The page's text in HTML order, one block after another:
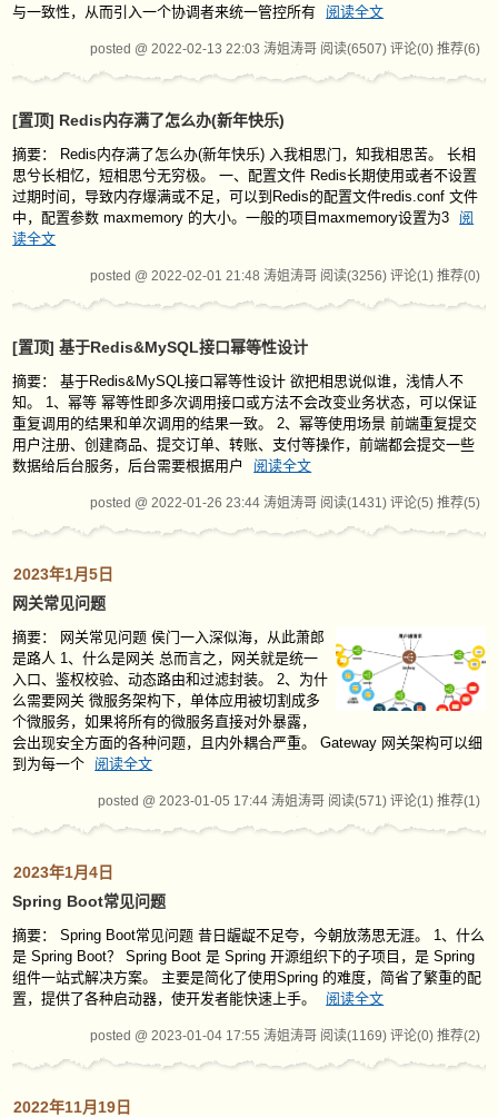
与一致性，从而引入一个协调者来统一管控所有
阅读全文
posted @ 2022-02-13 22:03 涛姐涛哥 阅读(6507) 评论(0) 推荐(6)
[置顶] Redis内存满了怎么办(新年快乐)
摘要： Redis内存满了怎么办(新年快乐) 入我相思门，知我相思苦。 长相
思兮长相忆，短相思兮无穷极。 一、配置文件 Redis长期使用或者不设置
过期时间，导致内存爆满或不足，可以到Redis的配置文件redis.conf 文件
中，配置参数 maxmemory 的大小。一般的项目maxmemory设置为3
阅
读全文
posted @ 2022-02-01 21:48 涛姐涛哥 阅读(3256) 评论(1) 推荐(0)
[置顶] 基于Redis&MySQL接口幂等性设计
摘要： 基于Redis&MySQL接口幂等性设计 欲把相思说似谁，浅情人不
知。 1、幂等 幂等性即多次调用接口或方法不会改变业务状态，可以保证
重复调用的结果和单次调用的结果一致。 2、幂等使用场景 前端重复提交
用户注册、创建商品、提交订单、转账、支付等操作，前端都会提交一些
数据给后台服务，后台需要根据用户
阅读全文
posted @ 2022-01-26 23:44 涛姐涛哥 阅读(1431) 评论(5) 推荐(5)
2023年1月5日
网关常见问题
摘要：
网关常见问题 侯门一入深似海，从此萧郎
是路人 1、什么是网关 总而言之，网关就是统一
入口、鉴权校验、动态路由和过滤封装。 2、为什
么需要网关 微服务架构下，单体应用被切割成多
个微服务，如果将所有的微服务直接对外暴露，
会出现安全方面的各种问题，且内外耦合严重。 Gateway 网关架构可以细
到为每一个
阅读全文
posted @ 2023-01-05 17:44 涛姐涛哥 阅读(571) 评论(1) 推荐(1)
2023年1月4日
Spring Boot常见问题
摘要： Spring Boot常见问题 昔日龌龊不足夸，今朝放荡思无涯。 1、什么
是 Spring Boot？ Spring Boot 是 Spring 开源组织下的子项目，是 Spring
组件一站式解决方案。 主要是简化了使用Spring 的难度，简省了繁重的配
置，提供了各种启动器，使开发者能快速上手。
阅读全文
posted @ 2023-01-04 17:55 涛姐涛哥 阅读(1169) 评论(0) 推荐(2)
2022年11月19日